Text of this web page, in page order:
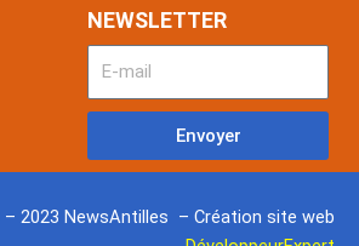
NEWSLETTER
Envoyer
2023 NewsAntilles – Création site web